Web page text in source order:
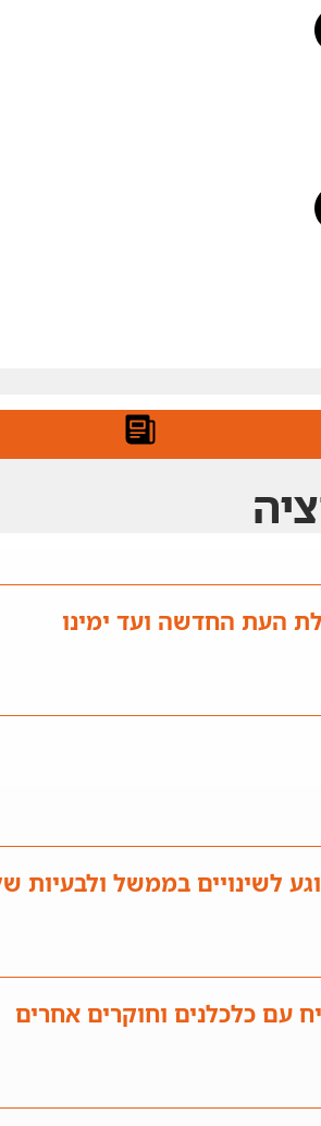
העת החדשה ועד ימינו
בממשל ולבעיות של
עם כלכלנים וחוקרים אחרים